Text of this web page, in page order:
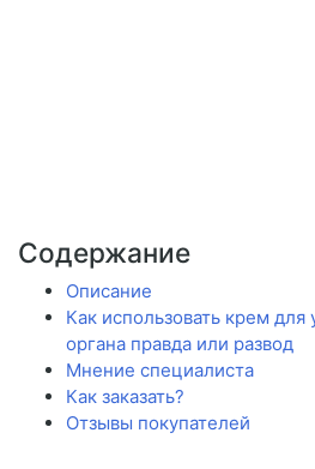
Содержание
Описание
Как использовать крем
органа правда или развод
Мнение специалиста
Как заказать?
Отзывы покупателей